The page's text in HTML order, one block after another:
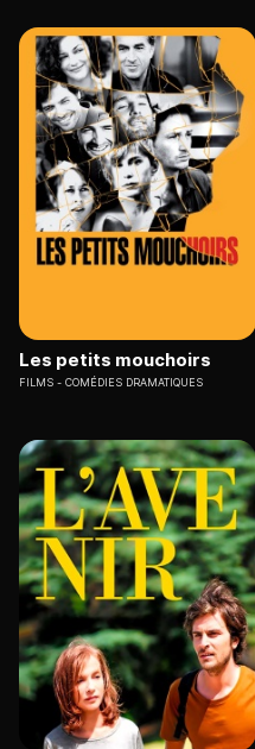
Les petits mouchoirs
FILMS COMÉDIES DRAMATIQUES